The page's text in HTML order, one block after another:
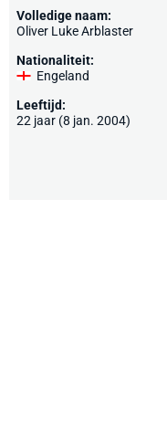
Volledige naam:
Oliver Luke Arblaster
Nationaliteit:
Engeland
Leeftijd:
22 jaar (8 jan. 2004)